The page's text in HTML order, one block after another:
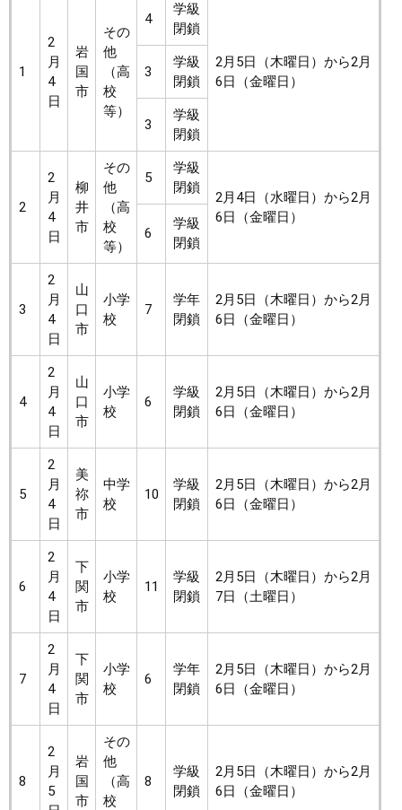
1
2
月
4
日
岩
国
市
その
他
（高
校
等）
4
学級
閉鎖
2月5日（木曜日）から2月
6日（金曜日）
3
学級
閉鎖
3
学級
閉鎖
2
2
月
4
日
柳
井
市
その
他
（高
校
等）
5
学級
閉鎖
2月4日（水曜日）から2月
6日（金曜日）
6
学級
閉鎖
3
2
月
4
日
山
口
市
小学
校
7
学年
閉鎖
2月5日（木曜日）から2月
6日（金曜日）
4
2
月
4
日
山
口
市
小学
校
6
学級
閉鎖
2月5日（木曜日）から2月
6日（金曜日）
5
2
月
4
日
美
祢
市
中学
校
10
学級
閉鎖
2月5日（木曜日）から2月
6日（金曜日）
6
2
月
4
日
下
関
市
小学
校
11
学級
閉鎖
2月5日（木曜日）から2月
7日（土曜日）
7
2
月
4
日
下
関
市
小学
校
6
学年
閉鎖
2月5日（木曜日）から2月
6日（金曜日）
8
2
月
5
岩
国
市
その
他
（高
校
8
学級
閉鎖
2月5日（木曜日）から2月
6日（金曜日）